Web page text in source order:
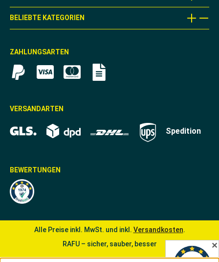
BELIEBTE KATEGORIEN
ZAHLUNGSARTEN
VERSANDARTEN
Spedition
BEWERTUNGEN
Alle Preise inkl. MwSt. und inkl. Versandkosten.
RAFU – sicher, sauber, besser
✕